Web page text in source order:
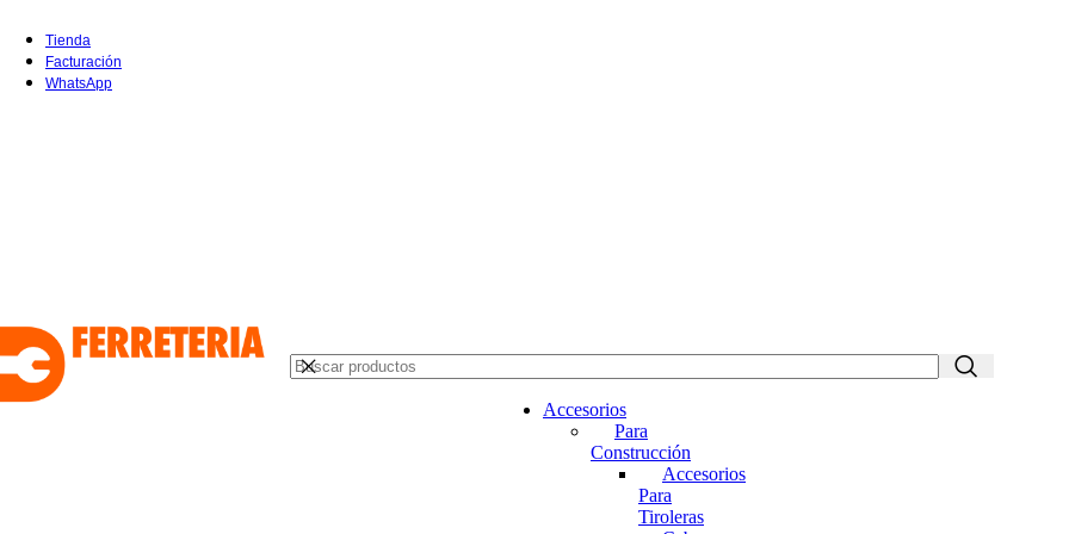
Tienda
Facturación
WhatsApp
Accesorios
Para
Construcción
Accesorios
Para
Tiroleras